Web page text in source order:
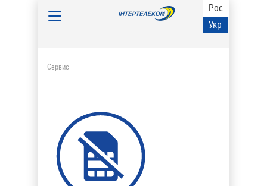
Рос
Укр
Toggle
Сервис